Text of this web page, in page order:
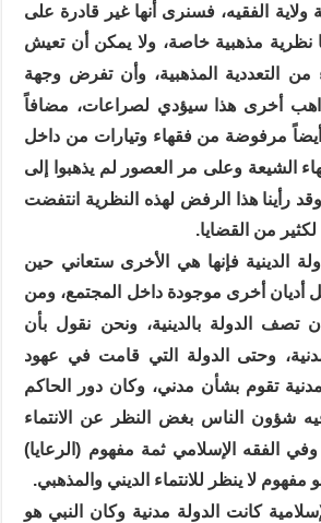
ولاية الفقيه، فسنرى أنها غير قادرة على
نظرية مذهبية خاصة، ولا يمكن أن تعيش
المذهبية، وأن تفرض وجهة
أخرى هذا سيؤدي لصراعات، مضافاً
أيضاً مرفوضة من فقهاء وتيارات من داخل
الشيعة وعلى مر العصور لم يذهبوا إلى
رأينا هذا الرفض لهذه النظرية انتفضت
من القضايا.
الدينية فإنها هي الأخرى ستعاني حين
أديان أخرى موجودة داخل المجتمع، ومن
تصف الدولة بالدينية، ونحن نقول بأن
وحتى الدولة التي قامت في عهود
تقوم بشأن مدني، وكان دور الحاكم
شؤون الناس بغض النظر عن الانتماء
وفي الفقه الإسلامي ثمة مفهوم (الرعايا)
مفهوم لا ينظر للانتماء الديني والمذهبي.
كانت الدولة مدنية وكان النبي هو